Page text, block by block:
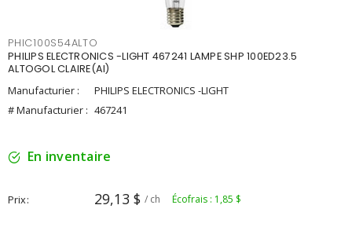
PHIC100S54ALTO
PHILIPS ELECTRONICS -LIGHT 467241 LAMPE SHP 100ED23.5
ALTOGOL CLAIRE(AI)
Manufacturier :
PHILIPS ELECTRONICS -LIGHT
# Manufacturier : 467241
En inventaire
Prix 29,13 $ / ch Écofrais : 1,85 $